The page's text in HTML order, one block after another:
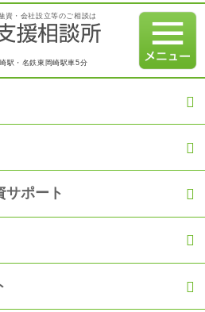
資を日本政策金融公庫にて獲得
かして満額の融資を獲得！」
で900万円の満額融資を獲得
資・会社設立等のご相談は
駅・名鉄東岡崎駅車5分
サポート